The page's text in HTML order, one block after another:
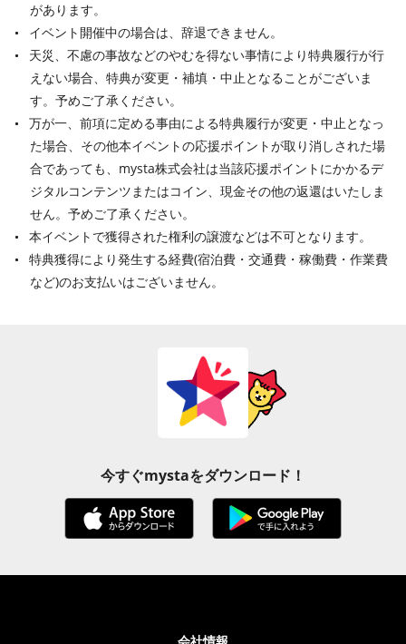
があります。
イベント開催中の場合は、辞退できません。
天災、不慮の事故などのやむを得ない事情により特典履行が行
えない場合、特典が変更・補填・中止となることがございま
す。予めご了承ください。
万が一、前項に定める事由による特典履行が変更・中止となっ
た場合、その他本イベントの応援ポイントが取り消しされた場
合であっても、mysta株式会社は当該応援ポイントにかかるデ
ジタルコンテンツまたはコイン、現金その他の返還はいたしま
せん。予めご了承ください。
本イベントで獲得された権利の譲渡などは不可となります。
特典獲得により発生する経費(宿泊費・交通費・稼働費・作業費
など)のお支払いはございません。
今すぐmystaをダウンロード！